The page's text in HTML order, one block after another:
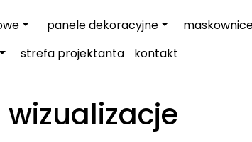
panele dekoracyjne
strefa projektanta kontakt
wizualizacje